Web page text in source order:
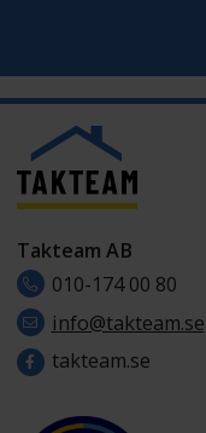
Takteam AB
010-174 00 80
info@takteam.se
takteam.se